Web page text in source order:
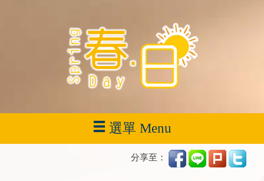
選單 Menu
分享至：